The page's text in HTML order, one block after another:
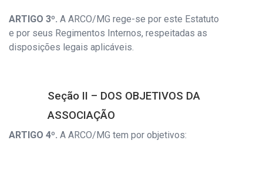
ARTIGO 3º. A ARCO/MG rege-se por este Estatuto
e por seus Regimentos Internos, respeitadas as
disposições legais aplicáveis.
Seção II – DOS OBJETIVOS DA
ASSOCIAÇÃO
ARTIGO 4º. A ARCO/MG tem por objetivos: